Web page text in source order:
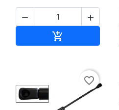
 

favorite_border